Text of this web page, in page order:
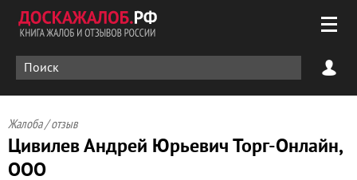
Жалоба / отзыв
Цивилев Андрей Юрьевич Торг-Онлайн,
ООО